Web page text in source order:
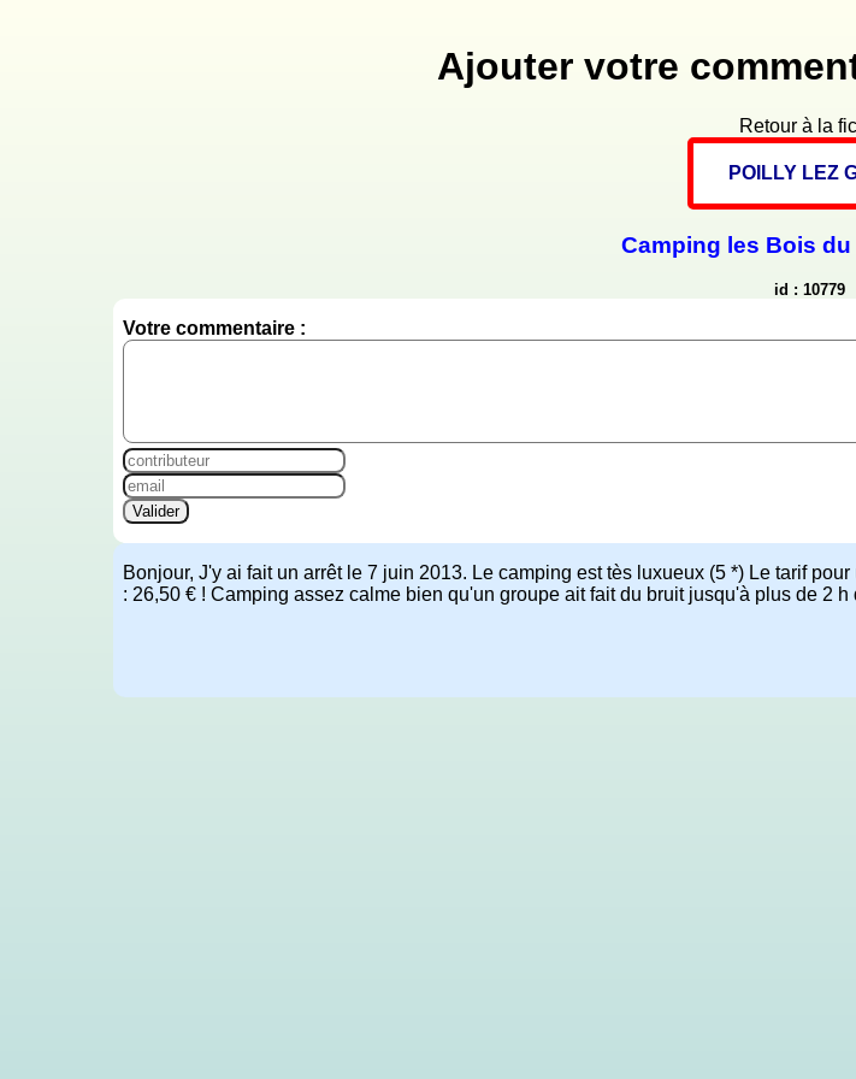
Ajouter votre
Retour à la
POILLY LEZ
Camping les Bois du
id : 10779
Votre commentaire :
Valider
Bonjour, J'y ai fait un arrêt le 7 juin 2013. Le camping est tès luxueux (5 *) Le tarif
: 26,50 € ! Camping assez calme bien qu'un groupe ait fait du bruit jusqu'à plus de 2 h